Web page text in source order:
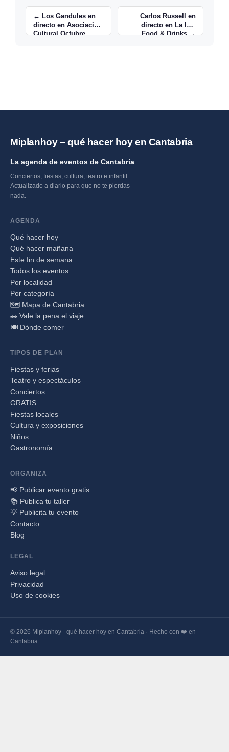
← Los Gandules en
directo en Asociación
Cultural Octubre
Carlos Russell en
directo en La Isla
Food & Drinks →
Miplanhoy – qué hacer hoy en Cantabria
La agenda de eventos de Cantabria
Conciertos, fiestas, cultura, teatro e infantil.
Actualizado a diario para que no te pierdas
nada.
AGENDA
Qué hacer hoy
Qué hacer mañana
Este fin de semana
Todos los eventos
Por localidad
Por categoría
🗺️ Mapa de Cantabria
🚗 Vale la pena el viaje
🍽️ Dónde comer
TIPOS DE PLAN
Fiestas y ferias
Teatro y espectáculos
Conciertos
GRATIS
Fiestas locales
Cultura y exposiciones
Niños
Gastronomía
ORGANIZA
📢 Publicar evento gratis
📚 Publica tu taller
💡 Publicita tu evento
Contacto
Blog
LEGAL
Aviso legal
Privacidad
Uso de cookies
© 2026 Miplanhoy - qué hacer hoy en Cantabria · Hecho con ❤️ en
Cantabria